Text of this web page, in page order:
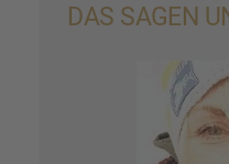
DAS SAGEN